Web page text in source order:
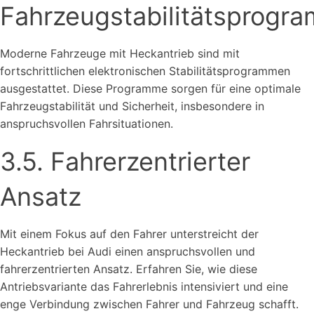
Moderne Fahrzeuge mit Heckantrieb sind mit
fortschrittlichen elektronischen Stabilitätsprogrammen
ausgestattet. Diese Programme sorgen für eine optimale
Fahrzeugstabilität und Sicherheit, insbesondere in
anspruchsvollen Fahrsituationen.
3.5. Fahrerzentrierter
Ansatz
Mit einem Fokus auf den Fahrer unterstreicht der
Heckantrieb bei Audi einen anspruchsvollen und
fahrerzentrierten Ansatz. Erfahren Sie, wie diese
Antriebsvariante das Fahrerlebnis intensiviert und eine
enge Verbindung zwischen Fahrer und Fahrzeug schafft.